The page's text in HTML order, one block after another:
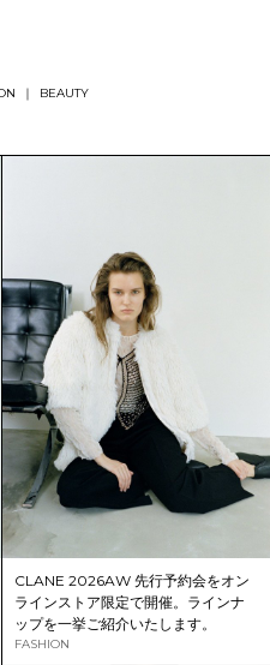
BEAUTY
CLANE 2026AW 先行予約会をオン
ラインストア限定で開催。ラインナ
ップを一挙ご紹介いたします。
FASHION